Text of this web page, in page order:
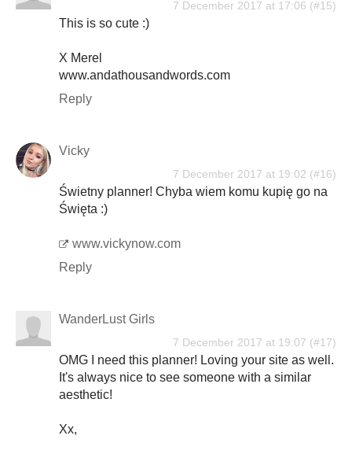
7 December 2017 at 17:06
This is so cute :)
X Merel
www.andathousandwords.com
Reply
Vicky
7 December 2017 at 19:02
Świetny planner! Chyba wiem komu kupię go na
Święta :)
www.vickynow.com
Reply
WanderLust Girls
7 December 2017 at 19:07
OMG I need this planner! Loving your site as well.
It's always nice to see someone with a similar
aesthetic!
Xx,